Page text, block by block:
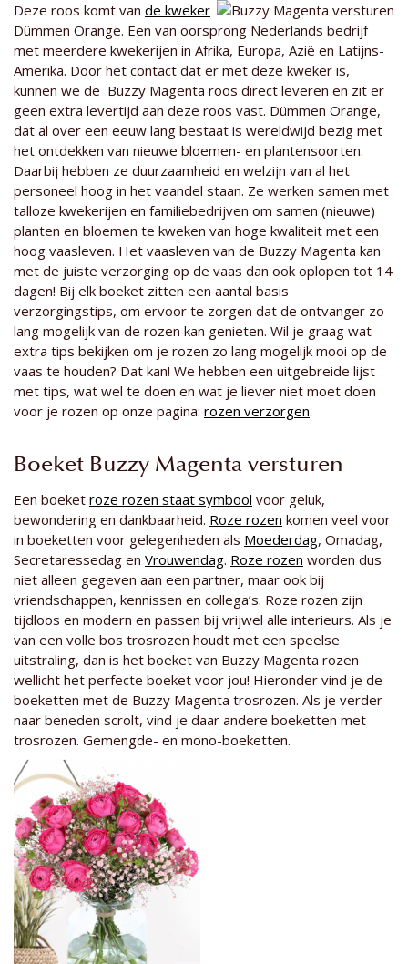
Deze roos komt van de kweker
Dümmen Orange. Een van oorsprong Nederlands bedrijf
met meerdere kwekerijen in Afrika, Europa, Azië en Latijns-
Amerika. Door het contact dat er met deze kweker is,
kunnen we de Buzzy Magenta roos direct leveren en zit er
geen extra levertijd aan deze roos vast. Dümmen Orange,
dat al over een eeuw lang bestaat is wereldwijd bezig met
het ontdekken van nieuwe bloemen- en plantensoorten.
Daarbij hebben ze duurzaamheid en welzijn van al het
personeel hoog in het vaandel staan. Ze werken samen met
talloze kwekerijen en familiebedrijven om samen (nieuwe)
planten en bloemen te kweken van hoge kwaliteit met een
hoog vaasleven. Het vaasleven van de Buzzy Magenta kan
met de juiste verzorging op de vaas dan ook oplopen tot 14
dagen! Bij elk boeket zitten een aantal basis
verzorgingstips, om ervoor te zorgen dat de ontvanger zo
lang mogelijk van de rozen kan genieten. Wil je graag wat
extra tips bekijken om je rozen zo lang mogelijk mooi op de
vaas te houden? Dat kan! We hebben een uitgebreide lijst
met tips, wat wel te doen en wat je liever niet moet doen
voor je rozen op onze pagina: rozen verzorgen.
Boeket Buzzy Magenta versturen
Een boeket roze rozen staat symbool voor geluk,
bewondering en dankbaarheid. Roze rozen komen veel voor
in boeketten voor gelegenheden als Moederdag, Omadag,
Secretaressedag en Vrouwendag. Roze rozen worden dus
niet alleen gegeven aan een partner, maar ook bij
vriendschappen, kennissen en collega’s. Roze rozen zijn
tijdloos en modern en passen bij vrijwel alle interieurs. Als je
van een volle bos trosrozen houdt met een speelse
uitstraling, dan is het boeket van Buzzy Magenta rozen
wellicht het perfecte boeket voor jou! Hieronder vind je de
boeketten met de Buzzy Magenta trosrozen. Als je verder
naar beneden scrolt, vind je daar andere boeketten met
trosrozen. Gemengde- en mono-boeketten.